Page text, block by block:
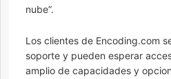
nube”.
Los clientes de Encoding.com
soporte y pueden esperar
amplio de capacidades y